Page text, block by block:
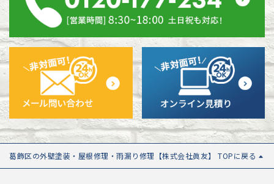
葛飾区の外壁塗装・屋根修理・雨漏り修理【株式会社眞友】 TOPに戻る